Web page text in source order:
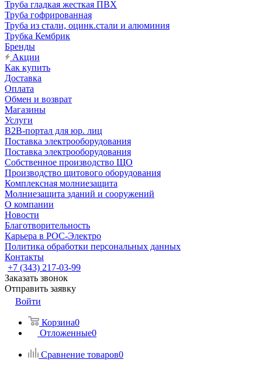
Труба гладкая жесткая ПВХ
Труба гофрированная
Труба из стали, оцинк.стали и алюминия
Трубка Кембрик
Бренды
Акции
Как купить
Доставка
Оплата
Обмен и возврат
Магазины
Услуги
B2B-портал для юр. лиц
Поставка электрооборудования
Поставка электрооборудования
Собственное производство ЩО
Производство щитового оборудования
Комплексная молниезащита
Молниезащита зданий и сооружений
О компании
Новости
Благотворительность
Карьера в РОС-Электро
Политика обработки персональных данных
Контакты
+7 (343) 217-03-99
Заказать звонок
Отправить заявку
Войти
Корзина0
Отложенные0
Сравнение товаров0